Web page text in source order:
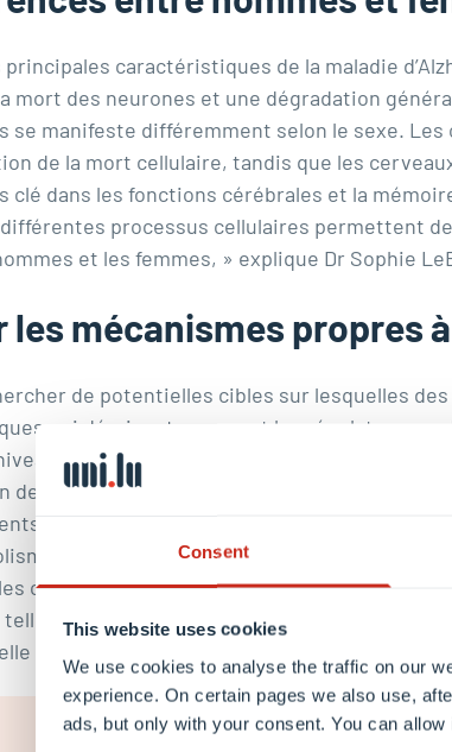
Consent
This website uses cookies
We use cookies to analyse the traffic on our
experience. On certain pages we also use,
ads, but only with your consent. You can
principales caractéristiques de la maladie
mort des neurones et une dégradation
se manifeste différemment selon le sexe.
de la mort cellulaire, tandis que les
clé dans les fonctions cérébrales et la
processus cellulaires permettent
et les femmes, » explique Dr Sophie
les mécanismes propres
de potentielles cibles sur lesquelles
qui décrivent comment les régulateurs
d’expression des gènes. L’analyse
des effets potentiels des médicaments ont
pathologiques propres à chaque sexe.
des cellules, a été identifiée comme un
chercheurs ont identifié LRP1 comme une
que l’amyloïde-bêta, du cerveau. Au vu
mériterait d’être étudiée de plus près et